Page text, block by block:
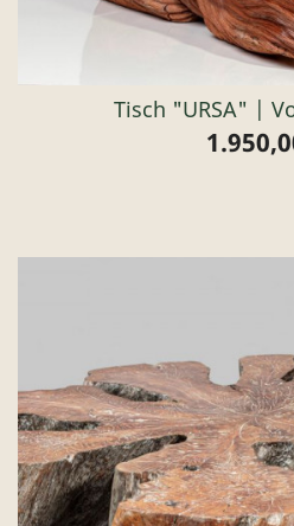
Tisch "URSA" |
Preis